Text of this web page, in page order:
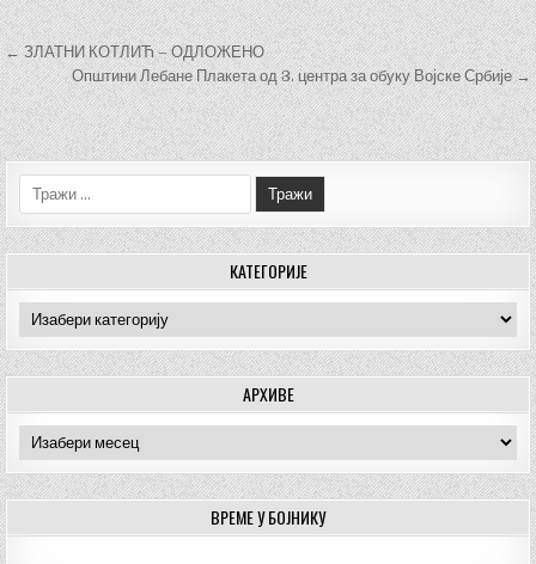
e
b
o
o
k
te
r
n
g
er
Кретање
чланка
← ЗЛАТНИ КОТЛИЋ – ОДЛОЖЕНО
Општини Лебане Плакета од 3. центра за обуку Војске Србије →
Тражи:
КАТЕГОРИЈЕ
Категорије
АРХИВЕ
Архиве
ВРЕМЕ У БОЈНИКУ